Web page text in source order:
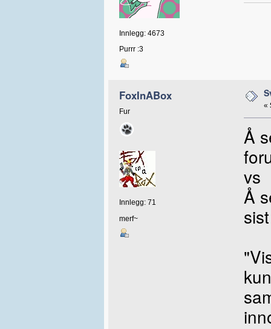
Innlegg: 4673
Purrr :3
FoxInABox
Fur
Innlegg: 71
merf~
«
Å
vs
Å